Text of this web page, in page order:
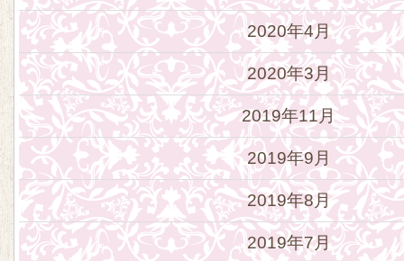
2020年4月
2020年3月
2019年11月
2019年9月
2019年8月
2019年7月